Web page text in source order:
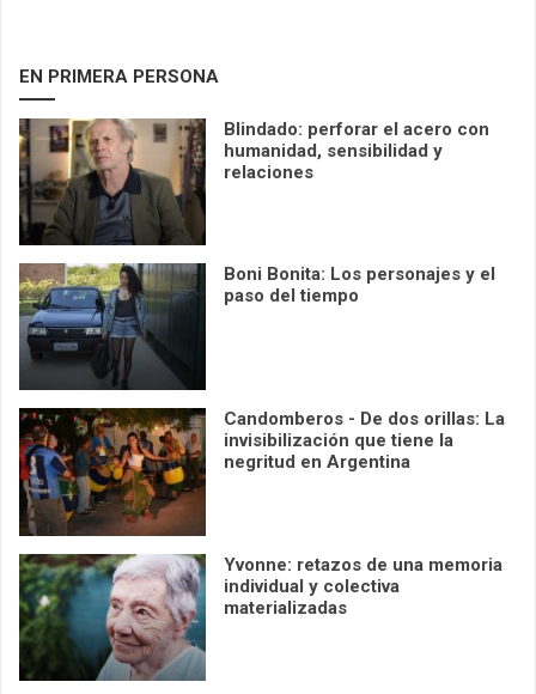
EN PRIMERA PERSONA
Blindado: perforar el acero con
humanidad, sensibilidad y
relaciones
Boni Bonita: Los personajes y el
paso del tiempo
Candomberos - De dos orillas: La
invisibilización que tiene la
negritud en Argentina
Yvonne: retazos de una memoria
individual y colectiva
materializadas